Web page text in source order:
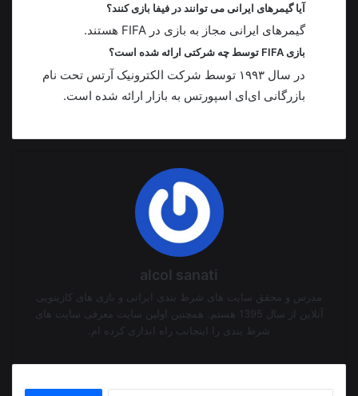
آیا گیمرهای ایرانی می توانند در فیفا بازی کنند؟
گیمرهای ایرانی مجاز به بازی در FIFA هستند.
بازی FIFA توسط چه شرکتی ارائه شده است؟
در سال ۱۹۹۳ توسط شرکت الکترونیک آرتس تحت نام
بازرگانی ای‌ای اسپورتس به بازار ارائه شده است.
alcol sanati
مدرس و محقق سایت های شرط بندی ایرانی و بازی های کازینویی
آنلاین از سال 1395 هستم. همچنین اولین سایت معرفی سایت های
شرط بندی را اینجانب راه اندازی کرده ام.